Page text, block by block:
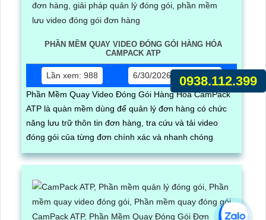
PHẦN MỀM QUAY VIDEO ĐÓNG GÓI HÀNG HÓA
CAMPACK ATP
Lần xem: 988
6/30/2026 5:17:03 PM
Phần Mềm Quay Video Đóng Gói Hàng Hóa CamPack
ATP là quàn mềm dùng để quản lý đơn hàng có chức
năng lưu trữ thôn tin đơn hàng, tra cứu và tải video
đóng gói của từng đơn chính xác và nhanh chóng
0938.112.399